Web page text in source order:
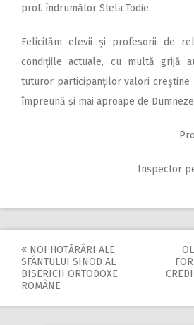
prof. îndrumător Stela Todie.
Felicităm elevii și profesorii de
condițiile actuale, cu multă grijă
tuturor participanților valori creștine
împreună și mai aproape de
Inspector
Post
navigation
NOI HOTĂRÂRI ALE
SFÂNTULUI SINOD AL
BISERICII ORTODOXE
ROMÂNE